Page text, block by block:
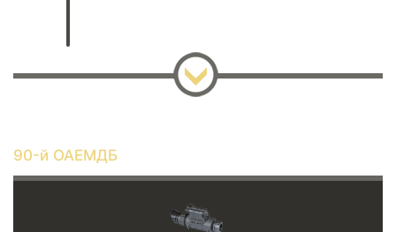
90-й ОАЕМДБ